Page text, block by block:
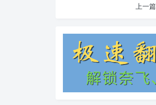
上一篇